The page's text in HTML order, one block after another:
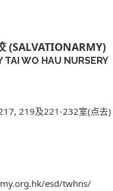
(SALVATIONARMY)
TAI WO HAU NURSERY
219及221-232室(点去)
esd/twhns/